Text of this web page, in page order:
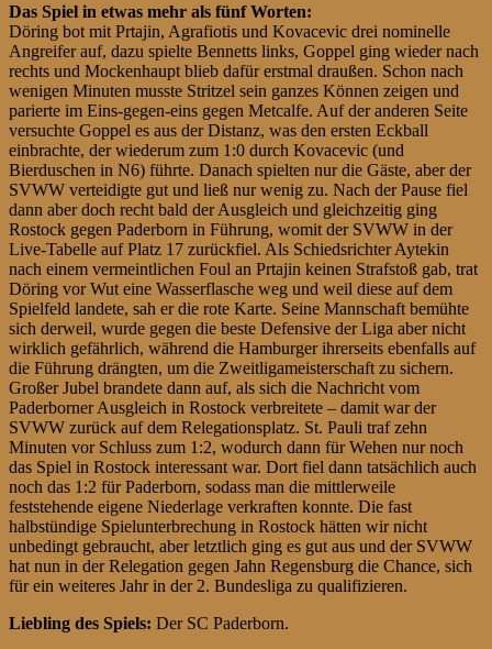
Das Spiel in etwas mehr als fünf Worten:
Döring bot mit Prtajin, Agrafiotis und Kovacevic drei nominelle
Angreifer auf, dazu spielte Bennetts links, Goppel ging wieder nach
rechts und Mockenhaupt blieb dafür erstmal draußen. Schon nach
wenigen Minuten musste Stritzel sein ganzes Können zeigen und
parierte im Eins-gegen-eins gegen Metcalfe. Auf der anderen Seite
versuchte Goppel es aus der Distanz, was den ersten Eckball
einbrachte, der wiederum zum 1:0 durch Kovacevic (und
Bierduschen in N6) führte. Danach spielten nur die Gäste, aber der
SVWW verteidigte gut und ließ nur wenig zu. Nach der Pause fiel
dann aber doch recht bald der Ausgleich und gleichzeitig ging
Rostock gegen Paderborn in Führung, womit der SVWW in der
Live-Tabelle auf Platz 17 zurückfiel. Als Schiedsrichter Aytekin
nach einem vermeintlichen Foul an Prtajin keinen Strafstoß gab, trat
Döring vor Wut eine Wasserflasche weg und weil diese auf dem
Spielfeld landete, sah er die rote Karte. Seine Mannschaft bemühte
sich derweil, wurde gegen die beste Defensive der Liga aber nicht
wirklich gefährlich, während die Hamburger ihrerseits ebenfalls auf
die Führung drängten, um die Zweitligameisterschaft zu sichern.
Großer Jubel brandete dann auf, als sich die Nachricht vom
Paderborner Ausgleich in Rostock verbreitete – damit war der
SVWW zurück auf dem Relegationsplatz. St. Pauli traf zehn
Minuten vor Schluss zum 1:2, wodurch dann für Wehen nur noch
das Spiel in Rostock interessant war. Dort fiel dann tatsächlich auch
noch das 1:2 für Paderborn, sodass man die mittlerweile
feststehende eigene Niederlage verkraften konnte. Die fast
halbstündige Spielunterbrechung in Rostock hätten wir nicht
unbedingt gebraucht, aber letztlich ging es gut aus und der SVWW
hat nun in der Relegation gegen Jahn Regensburg die Chance, sich
für ein weiteres Jahr in der 2. Bundesliga zu qualifizieren.
Liebling des Spiels: Der SC Paderborn.